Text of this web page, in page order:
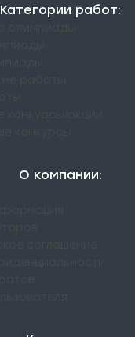
Категории работ:
О компании: